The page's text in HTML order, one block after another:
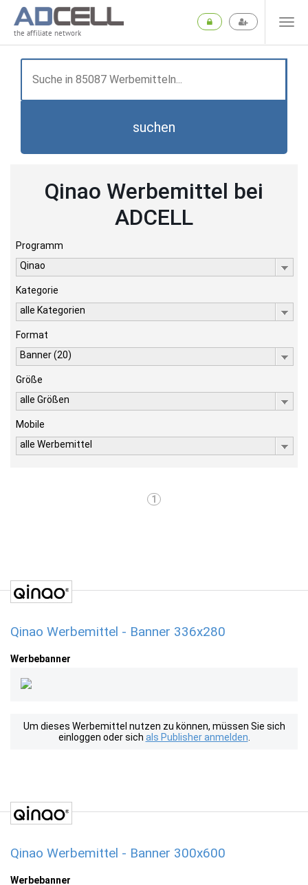
the affiliate network
suchen
Qinao Werbemittel bei
ADCELL
Programm
Qinao
Kategorie
alle Kategorien
Format
Banner (20)
Größe
alle Größen
Mobile
alle Werbemittel
1
Qinao Werbemittel - Banner 336x280
Werbebanner
Um dieses Werbemittel nutzen zu können, müssen Sie sich
einloggen oder sich als Publisher anmelden
Qinao Werbemittel - Banner 300x600
Werbebanner